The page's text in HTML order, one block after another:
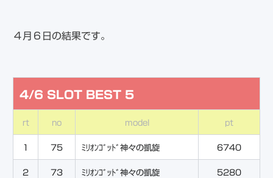
４月６日の結果です。
4/6 SLOT BEST 5
rt no model pt
1 75 ﾐﾘｵﾝｺﾞｯﾄﾞ神々の凱旋 6740
2 73 ﾐﾘｵﾝｺﾞｯﾄﾞ神々の凱旋 5280